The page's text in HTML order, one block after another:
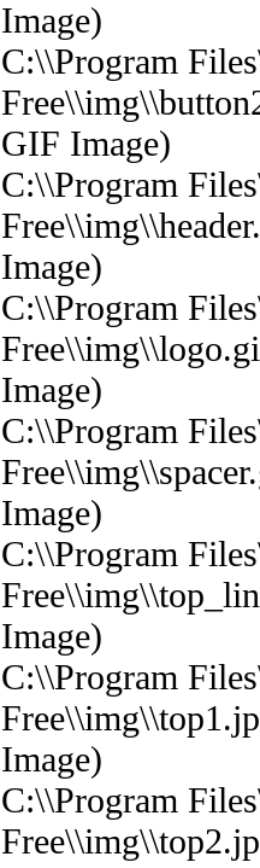
Image)
C:\\Program
GIF Image)
C:\\Program
Image)
C:\\Program
Image)
C:\\Program
Image)
C:\\Program
Image)
C:\\Program
Image)
C:\\Program